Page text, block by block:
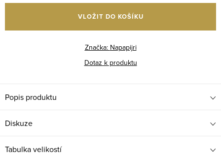
cena:
VLOŽIT DO KOŠÍKU
Značka: Napapijri
Dotaz k produktu
Popis produktu
Diskuze
Tabulka velikostí